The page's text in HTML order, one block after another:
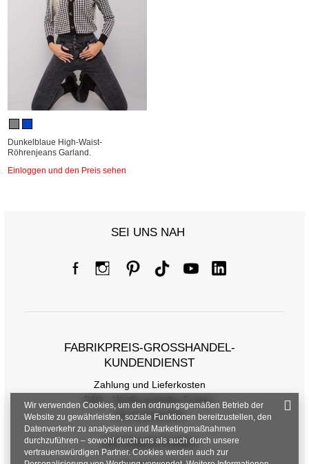
Dunkelblaue High-Waist-
Röhrenjeans Garland.
Einloggen und den Preis sehen
SEI UNS NAH
FABRIKPREIS-GROSSHANDEL-K
UNDENDIENST
Zahlung und Lieferkosten
FAQ - Häufig gestellte Fragen
Rückgabepolitik
INFORMATIONEN
Wir verwenden Cookies, um den ordnungsgemäßen Betrieb der
Website zu gewährleisten, soziale Funktionen bereitzustellen, den
Datenverkehr zu analysieren und Marketingmaßnahmen
durchzuführen – sowohl durch uns als auch durch unsere
vertrauenswürdigen Partner. Cookies werden auch zur